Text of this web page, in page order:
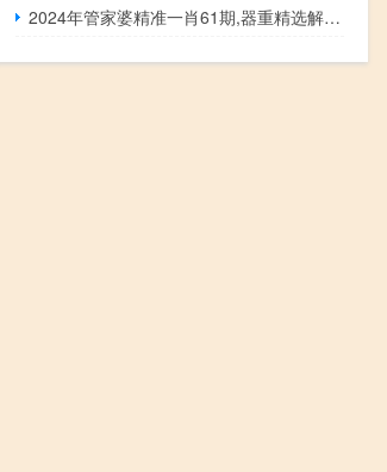
2024年管家婆精准一肖61期,器重精选解释落实_BT1.1.99